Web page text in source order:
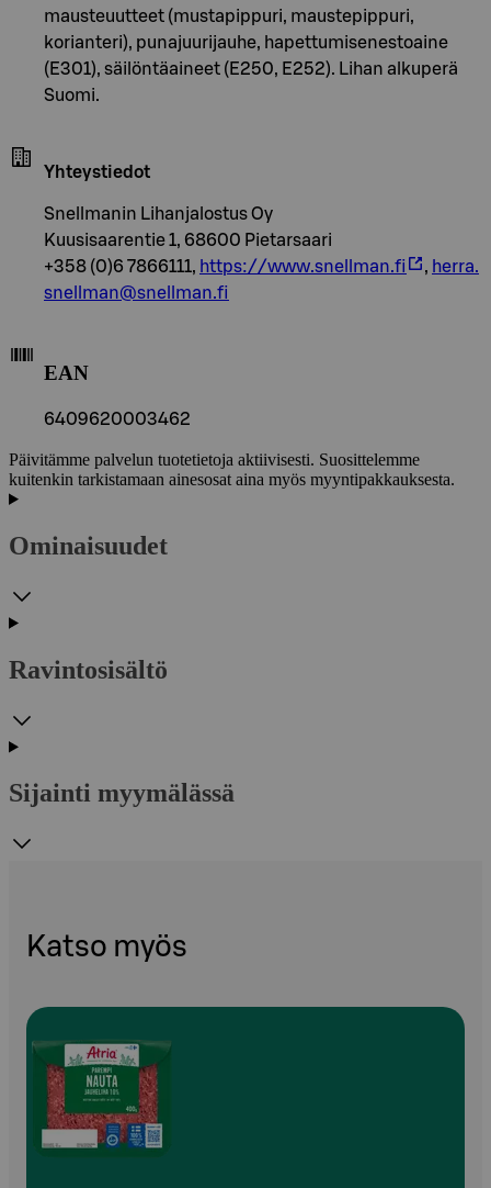
mausteuutteet (mustapippuri, maustepippuri,
korianteri), punajuurijauhe, hapettumisenestoaine
(E301), säilöntäaineet (E250, E252). Lihan alkuperä
Suomi.
Yhteystiedot
Snellmanin Lihanjalostus Oy
Kuusisaarentie 1, 68600 Pietarsaari
+358 (0)6 7866111, https://www.snellman.fi , herra.
snellman@snellman.fi
EAN
6409620003462
Päivitämme palvelun tuotetietoja aktiivisesti. Suosittelemme
kuitenkin tarkistamaan ainesosat aina myös myyntipakkauksesta.
Ominaisuudet
Ravintosisältö
Sijainti myymälässä
Katso myös